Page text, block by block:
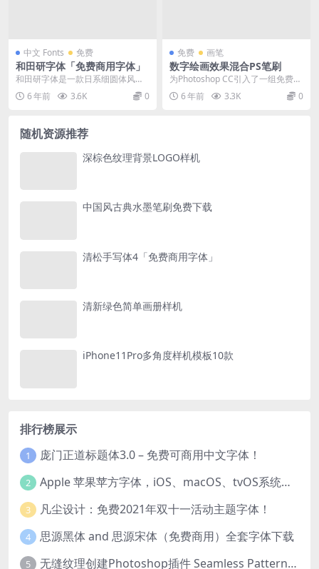
中文 Fonts 免费
和田研字体「免费商用字体」
和田研字体是一款日系细圆体风格
特色的免费可商用字体，这款字体
首次发布于2004年...
6 年前 3.6K 0
免费 画笔
数字绘画效果混合PS笔刷
为Photoshop CC引入了一组免费的
一些可爱的污渍和混合笔刷，它们
非常适合...
6 年前 3.3K 0
随机资源推荐
深棕色纹理背景LOGO样机
中国风古典水墨笔刷免费下载
清松手写体4「免费商用字体」
清新绿色简单画册样机
iPhone11Pro多角度样机模板10款
排行榜展示
1 庞门正道标题体3.0 – 免费可商用中文字体！
2 Apple 苹果苹方字体，iOS、macOS、tvOS系统默认字体
3 凡尘设计：免费2021年双十一活动主题字体！
4 思源黑体 and 思源宋体（免费商用）全套字体下载
5 无缝纹理创建Photoshop插件 Seamless Pattern Creation Kit